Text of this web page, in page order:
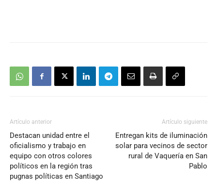
Artículo anterior
Destacan unidad entre el
oficialismo y trabajo en
equipo con otros colores
políticos en la región tras
pugnas políticas en Santiago
Artículo siguiente
Entregan kits de iluminación
solar para vecinos de sector
rural de Vaquería en San
Pablo